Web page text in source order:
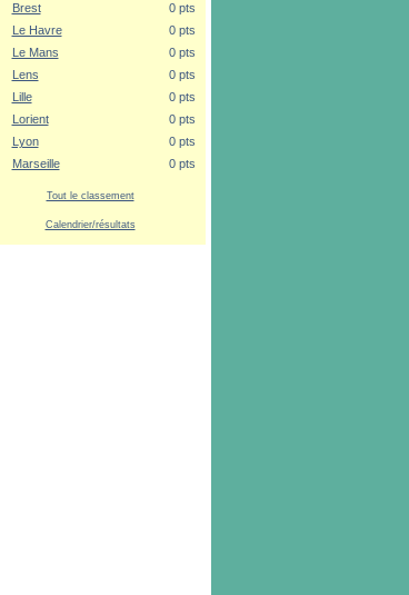
Brest
0 pts
Le Havre
0 pts
Le Mans
0 pts
Lens
0 pts
Lille
0 pts
Lorient
0 pts
Lyon
0 pts
Marseille 0 pts
Tout le classement
Calendrier/résultats